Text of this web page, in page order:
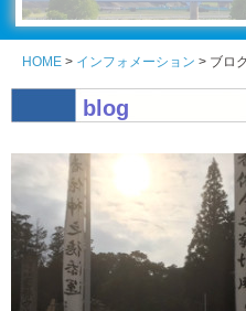
HOME > インフォメーション > ブロ
blog